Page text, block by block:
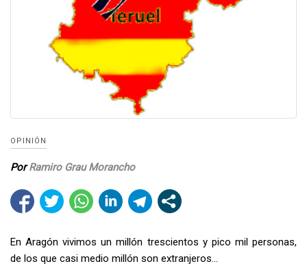
OPINIÓN
PorRamiro Grau Morancho
En Aragón vivimos un millón trescientos y pico mil personas,
de los que casi medio millón son extranjeros…